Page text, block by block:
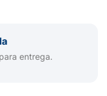
entrega.